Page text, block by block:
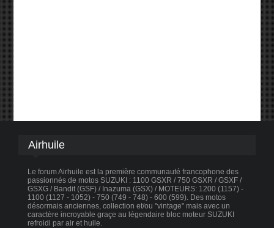
Airhuile
Le forum Airhuile est la première communauté francophone des
passionnés de motos SUZUKI : 1100 GSXR / 750 GSXR / GSXF /
GSXG / Bandit (GSF) / Inazuma (GSX) / MOTEURS: 1200 (1157) -
1100 (1127 - 1052) - 750 (749 - 748) - 600 (599). Des motos
désormais anciennes, collection et/ou "vintage" mais avec un
caractère incroyable graçe au légendaire bloc moteur SUZUKI
refroidi par air et huile.